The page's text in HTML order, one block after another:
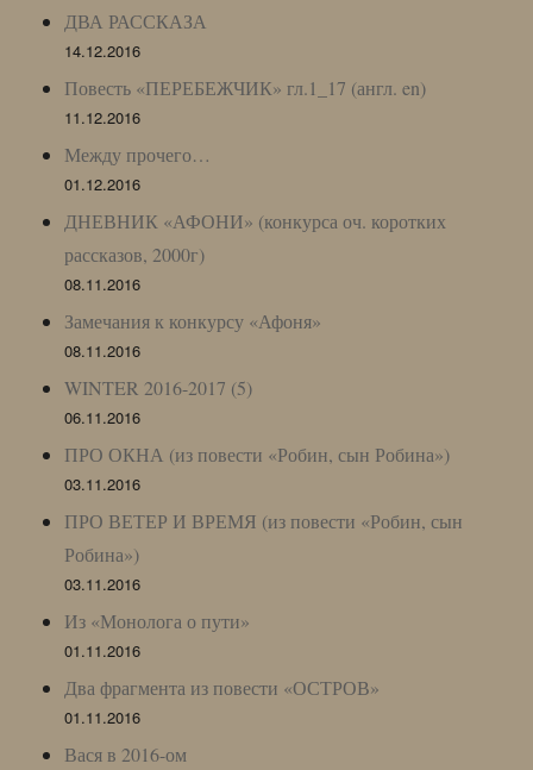
ДВА РАССКАЗА
14.12.2016
Повесть «ПЕРЕБЕЖЧИК» гл.1_17 (англ. en)
11.12.2016
Между прочего…
01.12.2016
ДНЕВНИК «АФОНИ» (конкурса оч. коротких
рассказов, 2000г)
08.11.2016
Замечания к конкурсу «Афоня»
08.11.2016
WINTER 2016-2017 (5)
06.11.2016
ПРО ОКНА (из повести «Робин, сын Робина»)
03.11.2016
ПРО ВЕТЕР И ВРЕМЯ (из повести «Робин, сын
Робина»)
03.11.2016
Из «Монолога о пути»
01.11.2016
Два фрагмента из повести «ОСТРОВ»
01.11.2016
Вася в 2016-ом